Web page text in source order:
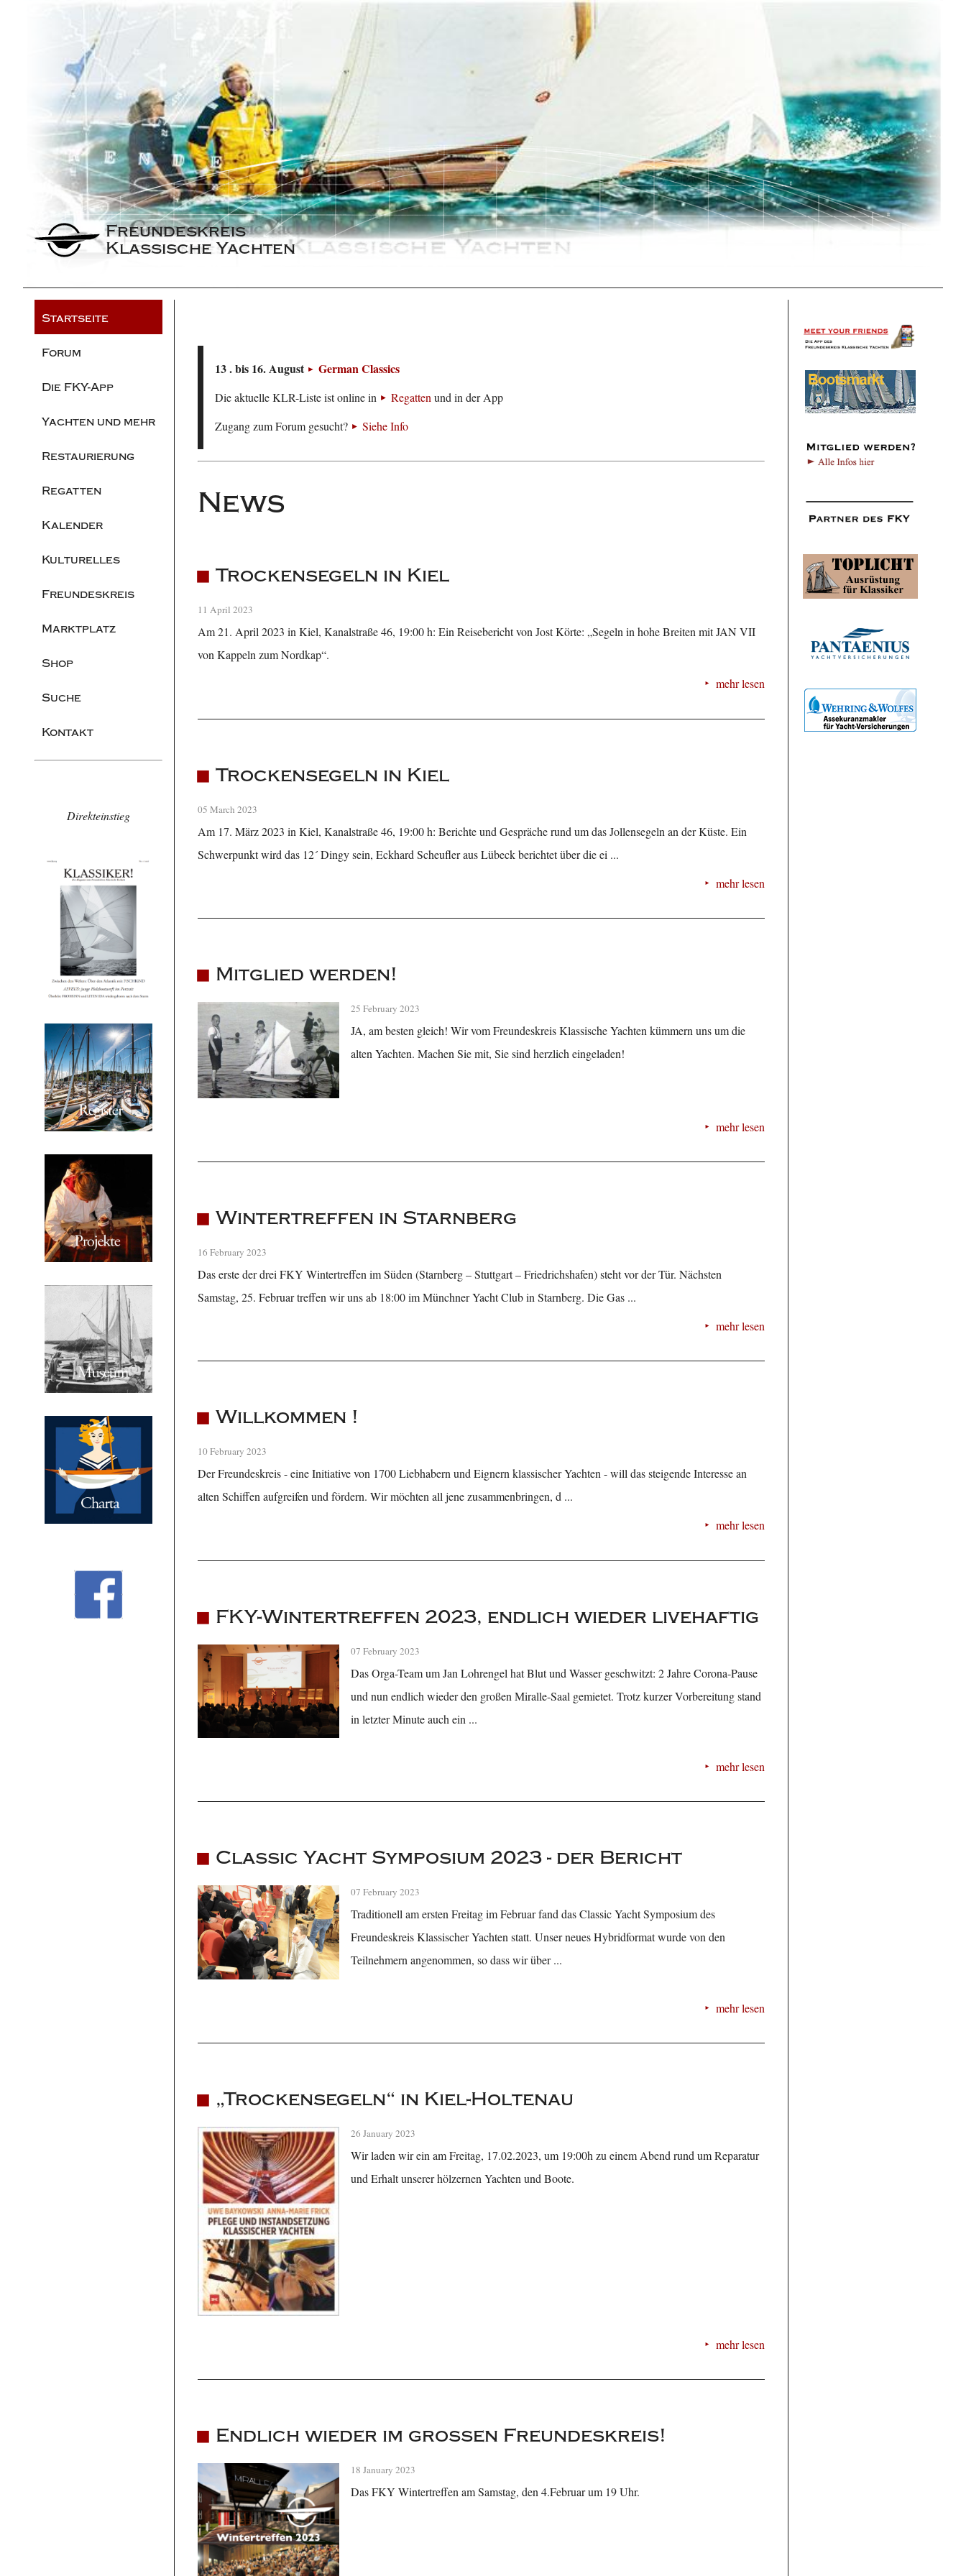
Freundeskreis
Klassische Yachten
Startseite
Forum
Die FKY-App
Yachten und mehr
Restaurierung
Regatten
Kalender
Kulturelles
Freundeskreis
Marktplatz
Shop
Suche
Kontakt
Direkteinstieg
13 . bis 16. August German Classics
Die aktuelle KLR-Liste ist online in Regattenund in der App
Zugang zum Forum gesucht?
Siehe Info
News
Trockensegeln in Kiel
11 April 2023
Am 21. April 2023 in Kiel, Kanalstraße 46, 19:00 h: Ein Reisebericht von Jost Körte: „Segeln in hohe Breiten mit JAN VII
von Kappeln zum Nordkap“.
mehr lesen
Trockensegeln in Kiel
05 March 2023
Am 17. März 2023 in Kiel, Kanalstraße 46, 19:00 h: Berichte und Gespräche rund um das Jollensegeln an der Küste. Ein
Schwerpunkt wird das 12´ Dingy sein, Eckhard Scheufler aus Lübeck berichtet über die ei ...
mehr lesen
Mitglied werden!
25 February 2023
JA, am besten gleich! Wir vom Freundeskreis Klassische Yachten kümmern uns um die
alten Yachten. Machen Sie mit, Sie sind herzlich eingeladen!
mehr lesen
Wintertreffen in Starnberg
16 February 2023
Das erste der drei FKY Wintertreffen im Süden (Starnberg – Stuttgart – Friedrichshafen) steht vor der Tür. Nächsten
Samstag, 25. Februar treffen wir uns ab 18:00 im Münchner Yacht Club in Starnberg. Die Gas ...
mehr lesen
Willkommen !
10 February 2023
Der Freundeskreis - eine Initiative von 1700 Liebhabern und Eignern klassischer Yachten - will das steigende Interesse an
alten Schiffen aufgreifen und fördern. Wir möchten all jene zusammenbringen, d ...
mehr lesen
FKY-Wintertreffen 2023, endlich wieder livehaftig
07 February 2023
Das Orga-Team um Jan Lohrengel hat Blut und Wasser geschwitzt: 2 Jahre Corona-Pause
und nun endlich wieder den großen Miralle-Saal gemietet. Trotz kurzer Vorbereitung stand
in letzter Minute auch ein ...
mehr lesen
Classic Yacht Symposium 2023 - der Bericht
07 February 2023
Traditionell am ersten Freitag im Februar fand das Classic Yacht Symposium des
Freundeskreis Klassischer Yachten statt. Unser neues Hybridformat wurde von den
Teilnehmern angenommen, so dass wir über ...
mehr lesen
„Trockensegeln“ in Kiel-Holtenau
26 January 2023
Wir laden wir ein am Freitag, 17.02.2023, um 19:00h zu einem Abend rund um Reparatur
und Erhalt unserer hölzernen Yachten und Boote.
mehr lesen
Endlich wieder im großen Freundeskreis!
18 January 2023
Das FKY Wintertreffen am Samstag, den 4.Februar um 19 Uhr.